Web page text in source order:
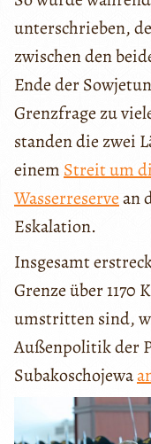
unterschrieben,
zwischen den
Ende der
Grenzfrage zu
standen die zwei
einemStreit um
Wasserreservean
Eskalation.
Insgesamt
Grenze über 1170
umstritten sind,
Außenpolitik der
Subakoschojewa